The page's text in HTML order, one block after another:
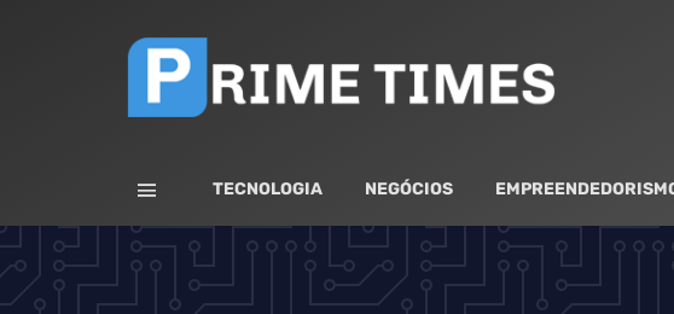
TECNOLOGIA NEGÓCIOS